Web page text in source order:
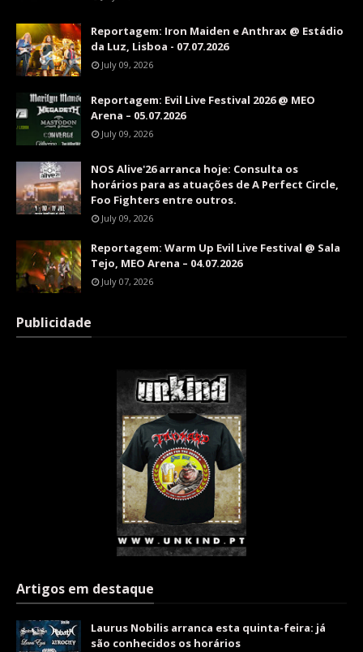
Reportagem: Iron Maiden e Anthrax @ Estádio
da Luz, Lisboa - 07.07.2026
July 09, 2026
Reportagem: Evil Live Festival 2026 @ MEO
Arena – 05.07.2026
July 09, 2026
NOS Alive'26 arranca hoje: Consulta os
horários para as atuações de A Perfect Circle,
Foo Fighters entre outros.
July 09, 2026
Reportagem: Warm Up Evil Live Festival @ Sala
Tejo, MEO Arena – 04.07.2026
July 07, 2026
Publicidade
Artigos em destaque
Laurus Nobilis arranca esta quinta-feira: já
são conhecidos os horários